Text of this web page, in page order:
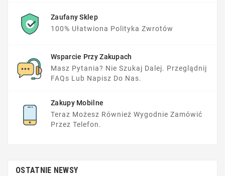
Zaufany Sklep
100% Ułatwiona Polityka Zwrotów
Wsparcie Przy Zakupach
Masz Pytania? Nie Szukaj Dalej. Przeglądnij
FAQs Lub Napisz Do Nas.
Zakupy Mobilne
Teraz Możesz Również Wygodnie Zamówić
Przez Telefon.
OSTATNIE NEWSY